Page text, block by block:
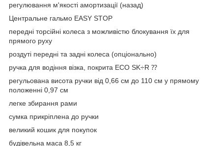
регулювання м'якості амортизації (назад)
Центральне гальмо EASY STOP
передні торсійні колеса з можливістю блокування їх для
прямого руху
роздуті передні та задні колеса (опціонально)
ручка для водіння візка, покрита ECO SK÷R ⁇
регульована висота ручки від 0,66 см до 110 см у прямому
положенні 0,97 см
легке збирання рами
сумка прикріплена до ручки
великий кошик для покупок
будівельна маса 8,5 кг